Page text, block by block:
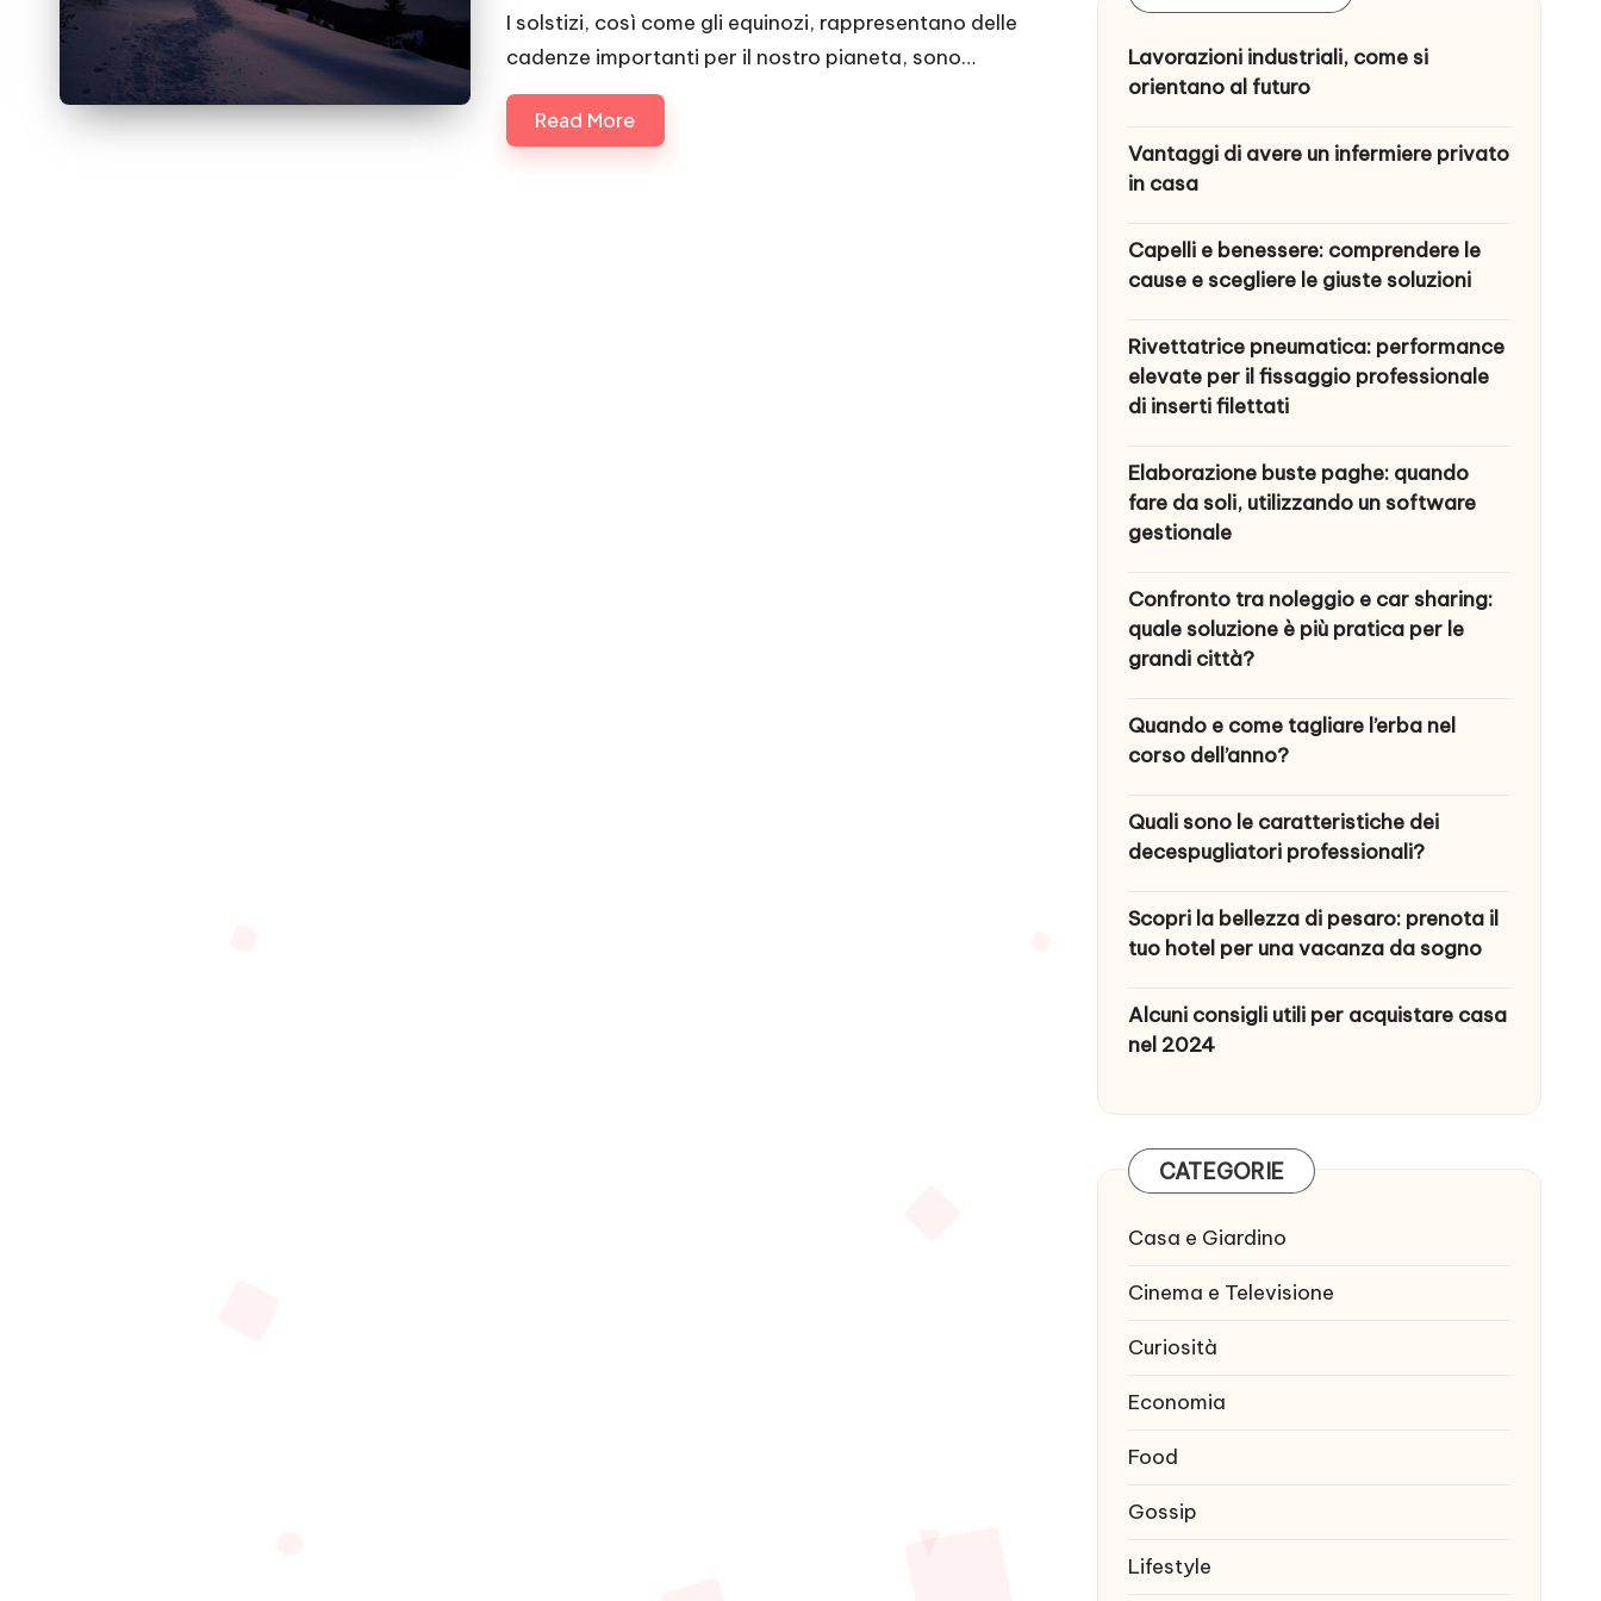
by
I solstizi, così come gli equinozi, rappresentano delle
cadenze importanti per il nostro pianeta, sono…
Read More
Lavorazioni industriali, come si
orientano al futuro
Vantaggi di avere un infermiere privato
in casa
Capelli e benessere: comprendere le
cause e scegliere le giuste soluzioni
Rivettatrice pneumatica: performance
elevate per il fissaggio professionale
di inserti filettati
Elaborazione buste paghe: quando
fare da soli, utilizzando un software
gestionale
Confronto tra noleggio e car sharing:
quale soluzione è più pratica per le
grandi città?
Quando e come tagliare l’erba nel
corso dell’anno?
Quali sono le caratteristiche dei
decespugliatori professionali?
Scopri la bellezza di pesaro: prenota il
tuo hotel per una vacanza da sogno
Alcuni consigli utili per acquistare casa
nel 2024
CATEGORIE
Casa e Giardino
Cinema e Televisione
Curiosità
Economia
Food
Gossip
Lifestyle